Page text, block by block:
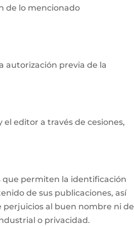
de lo mencionado
autorización previa de la
editor a través de cesiones,
que permiten la identificación
de sus publicaciones, así
perjuicios al buen nombre ni de
o privacidad.